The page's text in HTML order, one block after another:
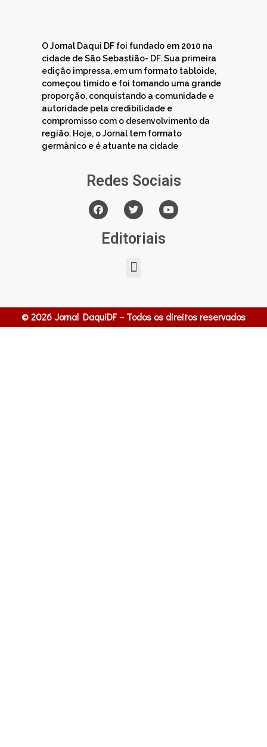
O Jornal Daqui DF foi fundado em 2010 na
cidade de São Sebastião- DF. Sua primeira
edição impressa, em um formato tabloide,
começou tímido e foi tomando uma grande
proporção, conquistando a comunidade e
autoridade pela credibilidade e
compromisso com o desenvolvimento da
região. Hoje, o Jornal tem formato
germânico e é atuante na cidade
Redes Sociais
Editoriais
© 2026 Jornal DaquiDF – Todos os direitos reservados